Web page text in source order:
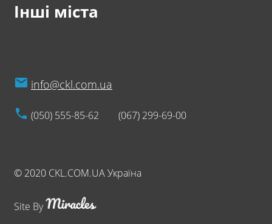
Інші міста
info@ckl.com.ua
(050) 555-85-62 (067) 299-69-00
© 2020 CKL.COM.UA Україна
Site By